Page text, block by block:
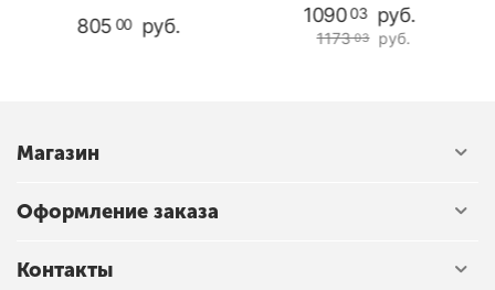
805 00 руб.
1173 03 руб.
1090 03 руб.
Магазин
Оформление заказа
Контакты